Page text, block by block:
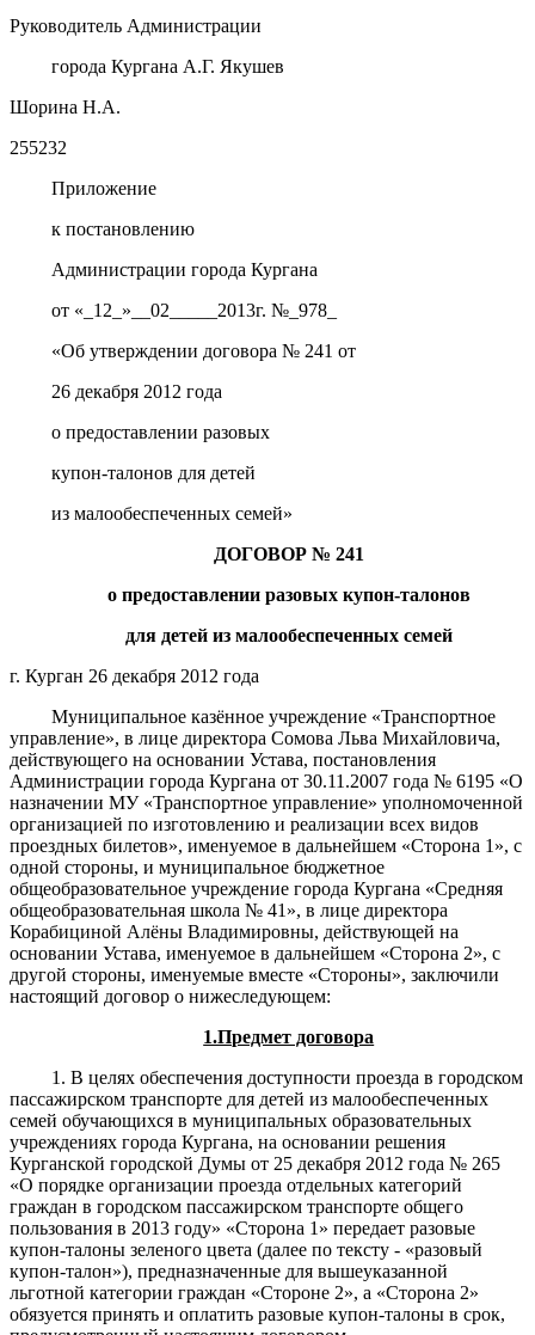
Руководитель Администрации
города Кургана А.Г. Якушев
Шорина Н.А.
255232
Приложение
к постановлению
Администрации города Кургана
от «_12_»__02_____2013г. №_978_
«Об утверждении договора № 241 от
26 декабря 2012 года
о предоставлении разовых
купон-талонов для детей
из малообеспеченных семей»
ДОГОВОР № 241
о предоставлении разовых купон-талонов
для детей из малообеспеченных семей
г. Курган 26 декабря 2012 года
Муниципальное казённое учреждение «Транспортное
управление», в лице директора Сомова Льва Михайловича,
действующего на основании Устава, постановления
Администрации города Кургана от 30.11.2007 года № 6195 «О
назначении МУ «Транспортное управление» уполномоченной
организацией по изготовлению и реализации всех видов
проездных билетов», именуемое в дальнейшем «Сторона 1», с
одной стороны, и муниципальное бюджетное
общеобразовательное учреждение города Кургана «Средняя
общеобразовательная школа № 41», в лице директора
Корабициной Алёны Владимировны, действующей на
основании Устава, именуемое в дальнейшем «Сторона 2», с
другой стороны, именуемые вместе «Стороны», заключили
настоящий договор о нижеследующем:
1.Предмет договора
1. В целях обеспечения доступности проезда в городском
пассажирском транспорте для детей из малообеспеченных
семей обучающихся в муниципальных образовательных
учреждениях города Кургана, на основании решения
Курганской городской Думы от 25 декабря 2012 года № 265
«О порядке организации проезда отдельных категорий
граждан в городском пассажирском транспорте общего
пользования в 2013 году» «Сторона 1» передает разовые
купон-талоны зеленого цвета (далее по тексту - «разовый
купон-талон»), предназначенные для вышеуказанной
льготной категории граждан «Стороне 2», а «Сторона 2»
обязуется принять и оплатить разовые купон-талоны в срок,